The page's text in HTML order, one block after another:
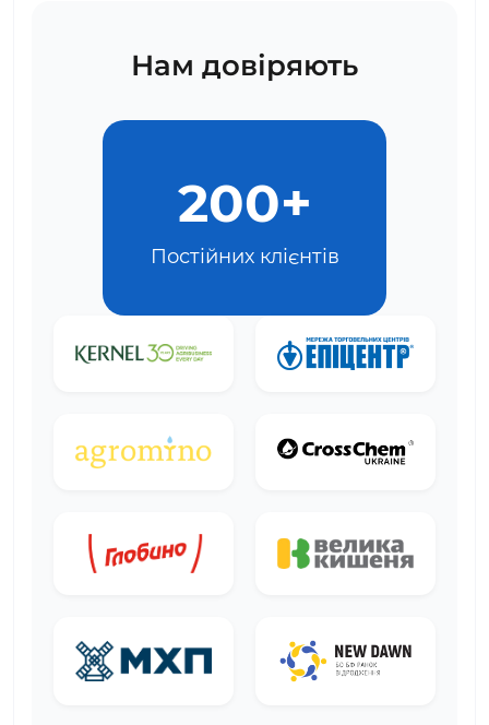
Нам довіряють
200+
Постійних клієнтів